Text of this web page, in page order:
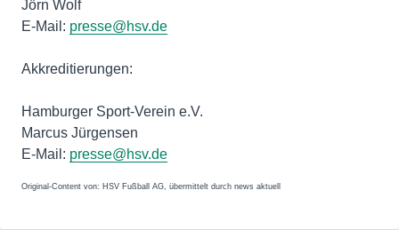
Jörn Wolf
E-Mail: presse@hsv.de
Akkreditierungen:
Hamburger Sport-Verein e.V.
Marcus Jürgensen
E-Mail: presse@hsv.de
Original-Content von: HSV Fußball AG, übermittelt durch news aktuell